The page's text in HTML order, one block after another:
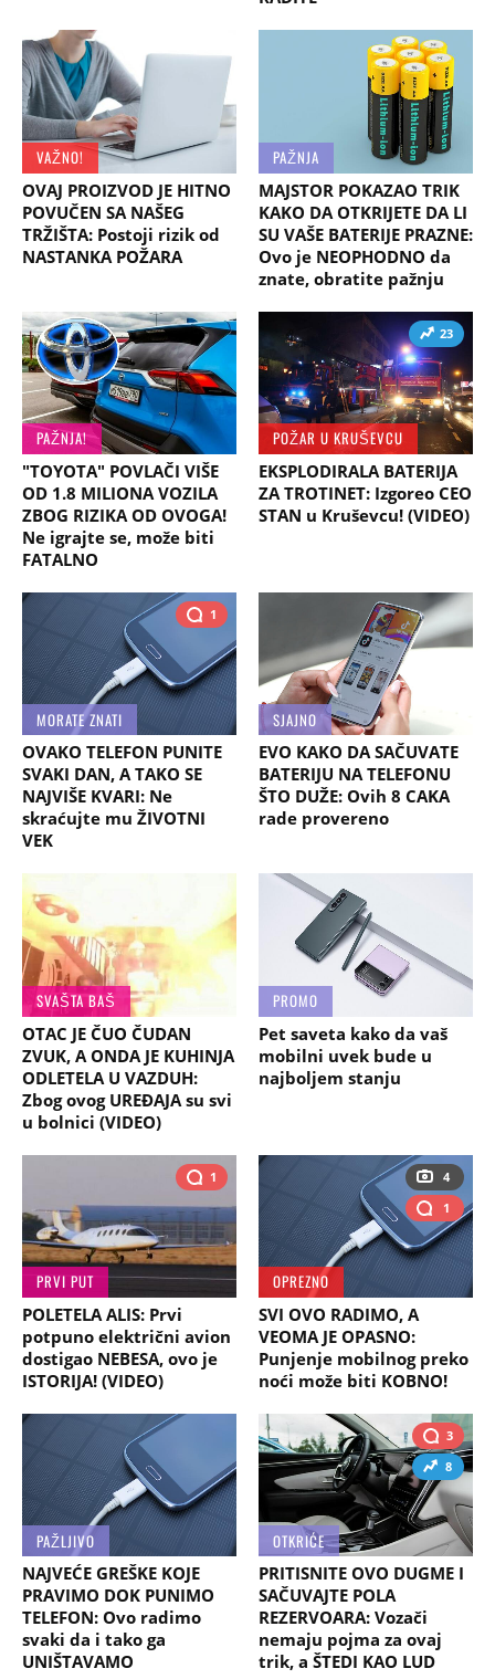
VAŽNO!
OVAJ PROIZVOD JE HITNO
POVUČEN SA NAŠEG
TRŽIŠTA: Postoji rizik od
NASTANKA POŽARA
PAŽNJA
MAJSTOR POKAZAO TRIK
KAKO DA OTKRIJETE DA LI
SU VAŠE BATERIJE PRAZNE:
Ovo je NEOPHODNO da
znate, obratite pažnju
PAŽNJA!
"TOYOTA" POVLAČI VIŠE
OD 1.8 MILIONA VOZILA
ZBOG RIZIKA OD OVOGA!
Ne igrajte se, može biti
FATALNO
23
POŽAR U KRUŠEVCU
EKSPLODIRALA BATERIJA
ZA TROTINET: Izgoreo CEO
STAN u Kruševcu! (VIDEO)
1
MORATE ZNATI
OVAKO TELEFON PUNITE
SVAKI DAN, A TAKO SE
NAJVIŠE KVARI: Ne
skraćujte mu ŽIVOTNI
VEK
SJAJNO
EVO KAKO DA SAČUVATE
BATERIJU NA TELEFONU
ŠTO DUŽE: Ovih 8 CAKA
rade provereno
SVAŠTA BAŠ
OTAC JE ČUO ČUDAN
ZVUK, A ONDA JE KUHINJA
ODLETELA U VAZDUH:
Zbog ovog UREĐAJA su svi
u bolnici (VIDEO)
PROMO
Pet saveta kako da vaš
mobilni uvek bude u
najboljem stanju
1
PRVI PUT
POLETELA ALIS: Prvi
potpuno električni avion
dostigao NEBESA, ovo je
ISTORIJA! (VIDEO)
4
1
OPREZNO
SVI OVO RADIMO, A
VEOMA JE OPASNO:
Punjenje mobilnog preko
noći može biti KOBNO!
PAŽLJIVO
NAJVEĆE GREŠKE KOJE
PRAVIMO DOK PUNIMO
TELEFON: Ovo radimo
svaki da i tako ga
UNIŠTAVAMO
3
8
OTKRIĆE
PRITISNITE OVO DUGME I
SAČUVAJTE POLA
REZERVOARA: Vozači
nemaju pojma za ovaj
trik, a ŠTEDI KAO LUD